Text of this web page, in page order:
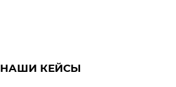
НАШИ КЕЙСЫ